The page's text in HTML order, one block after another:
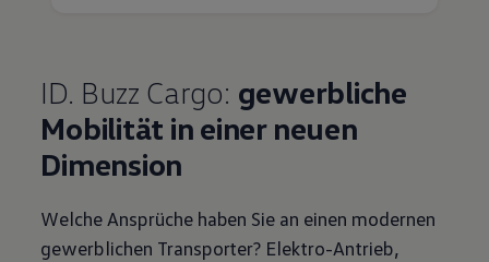
ID. Buzz Cargo: gewerbliche
Mobilität in einer neuen
Dimension
Welche Ansprüche haben Sie an einen modernen
gewerblichen Transporter? Elektro-Antrieb,